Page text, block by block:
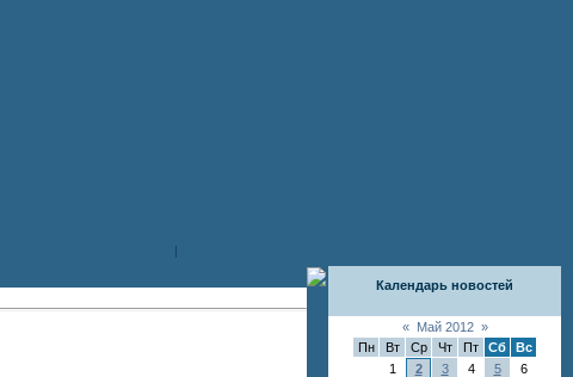
|
Календарь новостей
« Май 2012 »
Пн
Вт Ср Чт Пт Сб
Вс
1
2 3 4 5
6